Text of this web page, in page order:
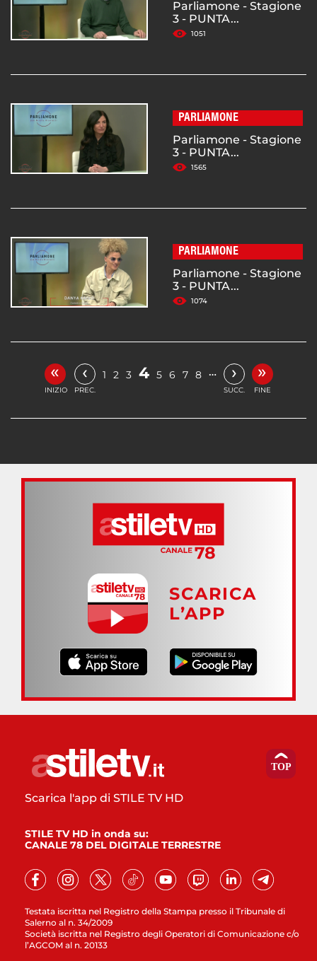
Parliamone - Stagione
3 - PUNTA...
1051
PARLIAMONE
Parliamone - Stagione
3 - PUNTA...
1565
PARLIAMONE
Parliamone - Stagione
3 - PUNTA...
1074
«
INIZIO
‹
PREC.
1 2 3 4 5 6 7 8 … ›
SUCC.
»
FINE
SCARICA
L’APP
Testata iscritta nel Registro della Stampa presso il Tribunale di
Salerno al n. 34/2009
Società iscritta nel Registro degli Operatori di Comunicazione c/o
l’AGCOM al n. 20133
Scarica l'app di STILE TV HD
STILE TV HD in onda su:
CANALE 78 DEL DIGITALE TERRESTRE